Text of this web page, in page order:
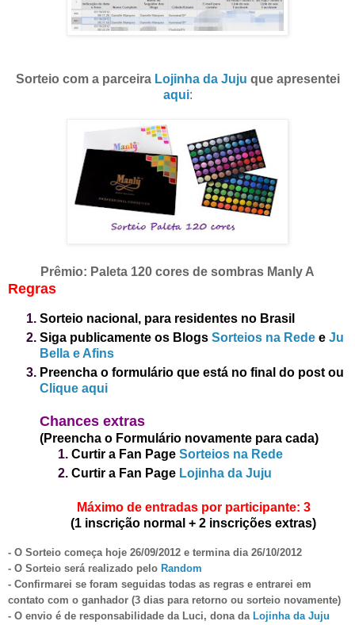
Sorteio com a parceira Lojinha da Juju que apresentei
aqui:
Prêmio: Paleta 120 cores de sombras Manly A
Regras
Sorteio nacional, para residentes no Brasil
Siga publicamente os Blogs Sorteios na Rede e Ju
Bella e Afins
Preencha o formulário que está no final do post ou
Clique aqui
Chances extras
(Preencha o Formulário novamente para cada)
Curtir a Fan Page Sorteios na Rede
Curtir a Fan Page Lojinha da Juju
Máximo de entradas por participante: 3
(1 inscrição normal + 2 inscrições extras)
- O Sorteio começa hoje 26/09/2012 e termina dia 26/10/2012
- O Sorteio será realizado pelo Random
- Confirmarei se foram seguidas todas as regras e entrarei em
contato com o ganhador (3 dias para retorno ou sorteio novamente)
- O envio é de responsabilidade daLuci, dona da Lojinha da Juju